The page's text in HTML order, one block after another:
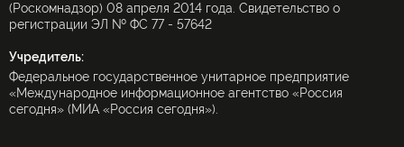
(Роскомнадзор) 08 апреля 2014 года. Свидетельство о
регистрации ЭЛ № ФС 77 - 57642
Учредитель:
Федеральное государственное унитарное предприятие
«Международное информационное агентство «Россия
сегодня» (МИА «Россия сегодня»).